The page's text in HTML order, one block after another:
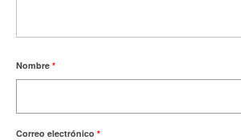
Nombre *
Correo electrónico *